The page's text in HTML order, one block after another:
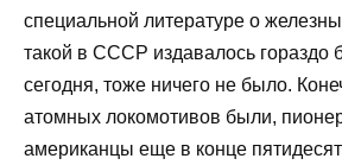
специальной литературе о
такой в СССР издавалось гораздо
сегодня, тоже ничего не было.
атомных локомотивов были,
американцы еще в конце